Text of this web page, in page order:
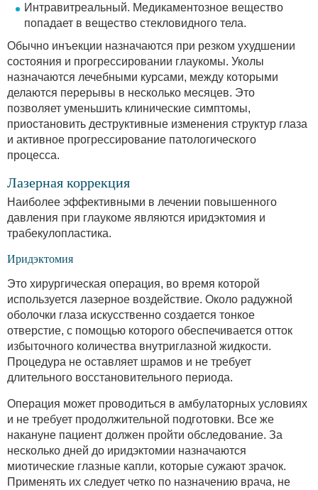
Интравитреальный. Медикаментозное вещество
попадает в вещество стекловидного тела.
Обычно инъекции назначаются при резком ухудшении
состояния и прогрессировании глаукомы. Уколы
назначаются лечебными курсами, между которыми
делаются перерывы в несколько месяцев. Это
позволяет уменьшить клинические симптомы,
приостановить деструктивные изменения структур глаза
и активное прогрессирование патологического
процесса.
Лазерная коррекция
Наиболее эффективными в лечении повышенного
давления при глаукоме являются иридэктомия и
трабекулопластика.
Иридэктомия
Это хирургическая операция, во время которой
используется лазерное воздействие. Около радужной
оболочки глаза искусственно создается тонкое
отверстие, с помощью которого обеспечивается отток
избыточного количества внутриглазной жидкости.
Процедура не оставляет шрамов и не требует
длительного восстановительного периода.
Операция может проводиться в амбулаторных условиях
и не требует продолжительной подготовки. Все же
накануне пациент должен пройти обследование. За
несколько дней до иридэктомии назначаются
миотические глазные капли, которые сужают зрачок.
Применять их следует четко по назначению врача, не